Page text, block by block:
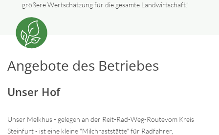
größere Wertschätzung für die gesamte Landwirtschaft.“
Angebote des Betriebes
Unser Hof
Unser Melkhus - gelegen an der Reit-Rad-Weg-Routevom Kreis
Steinfurt - ist eine kleine "Milchraststätte" für Radfahrer,